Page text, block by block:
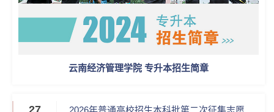
云南经济管理学院 专升本招生简章